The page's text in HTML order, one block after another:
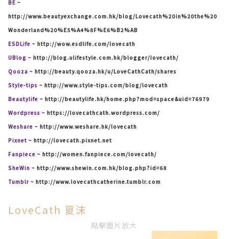
BE ~
http://www.beautyexchange.com.hk/blog/Lovecath%20in%20the%20
Wonderland%20%E5%A4%8F%E6%B2%AB
ESDLife ~ http://wow.esdlife.com/lovecath
UBlog ~ http://blog.ulifestyle.com.hk/blogger/lovecath/
Qooza ~ http://beauty.qooza.hk/u/LoveCathCath/shares
Style-tips ~ http://www.style-tips.com/blog/lovecath
Beautylife ~ http://beautylife.hk/home.php?mod=space&uid=76979
Wordpress ~ https://lovecathcath.wordpress.com/
Weshare ~ http://www.weshare.hk/lovecath
Pixnet ~ http://lovecath.pixnet.net
Fanpiece ~ http://women.fanpiece.com/lovecath/
SheWin ~ http://www.shewin.com.hk/blog.php?id=68
Tumblr ~ http://www.lovecathcatherine.tumblr.com
LoveCath 夏沫
點擊圖片放大